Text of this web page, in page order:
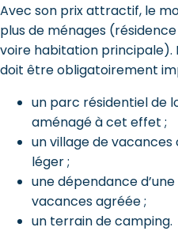
Avec son prix attractif, le
plus de ménages
voire habitation principale).
doit être obligatoirement
un parc résidentiel de
aménagé à cet effet ;
un village de
léger ;
une dépendance
vacances agréée ;
un terrain de camping.